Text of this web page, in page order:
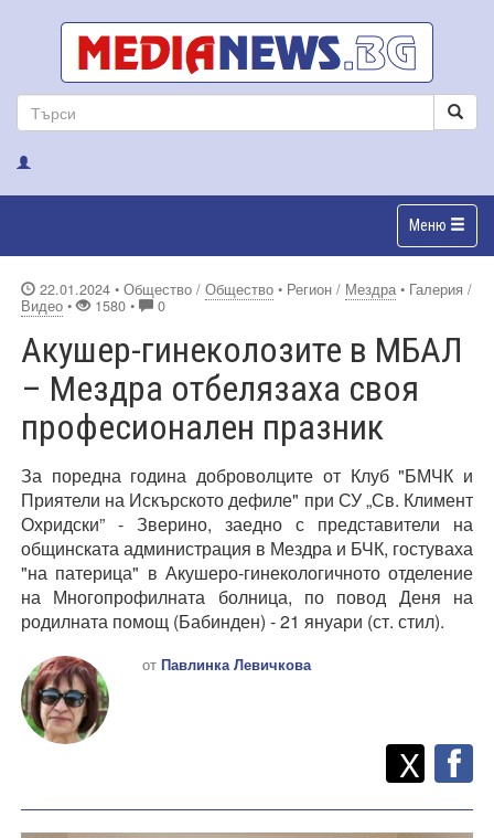
Меню
22.01.2024 • Общество / Общество • Регион / Мездра • Галерия /
Видео • 1580 • 0
Акушер-гинеколозите в МБАЛ
– Мездра отбелязаха своя
професионален празник
За поредна година доброволците от Клуб "БМЧК и
Приятели на Искърското дефиле" при СУ „Св. Климент
Охридски” - Зверино, заедно с представители на
общинската администрация в Мездра и БЧК, гостуваха
"на патерица" в Акушеро-гинекологичното отделение
на Многопрофилната болница, по повод Деня на
родилната помощ (Бабинден) - 21 януари (ст. стил).
от Павлинка Левичкова
Споделете
X